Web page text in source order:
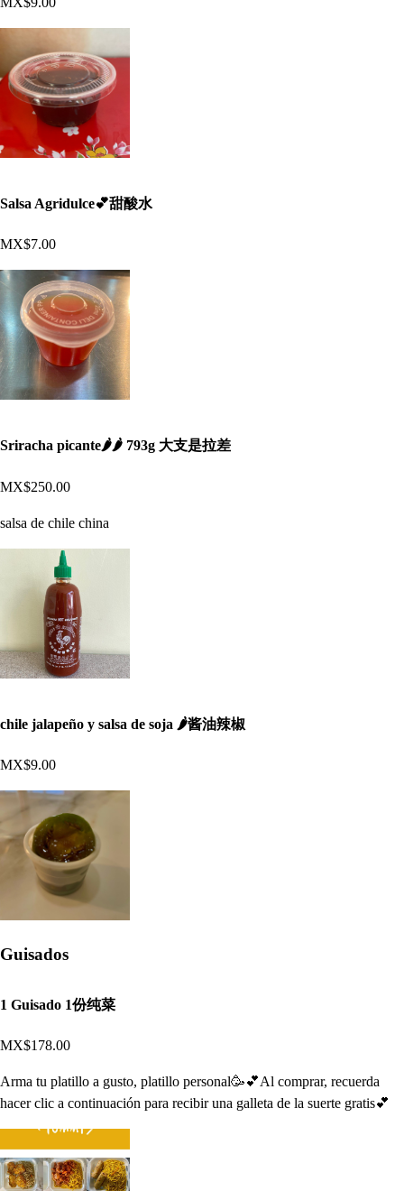
Salsa Agridulce💕甜酸水
MX$7.00
Sriracha picante🌶️🌶️ 793g 大支是拉差
MX$250.00
salsa de chile china
chile jalapeño y salsa de soja 🌶️酱油辣椒
MX$9.00
Guisados
1 Guisado 1份纯菜
MX$178.00
Arma tu platillo a gusto, platillo personal🥳💕Al comprar, recuerda
hacer clic a continuación para recibir una galleta de la suerte gratis💕